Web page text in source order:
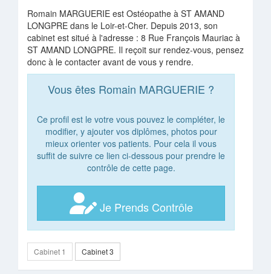
Romain MARGUERIE est Ostéopathe à ST AMAND
LONGPRE dans le Loir-et-Cher. Depuis 2013, son
cabinet est situé à l'adresse : 8 Rue François Mauriac à
ST AMAND LONGPRE. Il reçoit sur rendez-vous, pensez
donc à le contacter avant de vous y rendre.
Vous êtes Romain MARGUERIE ?
Ce profil est le votre vous pouvez le compléter, le
modifier, y ajouter vos diplômes, photos pour
mieux orienter vos patients. Pour cela il vous
suffit de suivre ce lien ci-dessous pour prendre le
contrôle de cette page.
Je Prends Contrôle
Cabinet 1 Cabinet 3